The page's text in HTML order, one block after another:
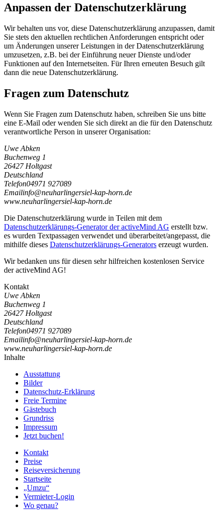
Anpassen der Datenschutzerklärung
Wir behalten uns vor, diese Datenschutzerklärung anzupassen, damit
Sie stets den aktuellen rechtlichen Anforderungen entspricht oder
um Änderungen unserer Leistungen in der Datenschutzerklärung
umzusetzen, z.B. bei der Einführung neuer Dienste und/oder
Funktionen auf den Internetseiten. Für Ihren erneuten Besuch gilt
dann die neue Datenschutzerklärung.
Fragen zum Datenschutz
Wenn Sie Fragen zum Datenschutz haben, schreiben Sie uns bitte
eine E-Mail oder wenden Sie sich direkt an die für den Datenschutz
verantwortliche Person in unserer Organisation:
Uwe Abken
Buchenweg 1
26427 Holtgast
Deutschland
Telefon04971 927089
Emailinfo@neuharlingersiel-kap-horn.de
www.neuharlingersiel-kap-horn.de
Die Datenschutzerklärung wurde in Teilen mit dem
Datenschutzerklärungs-Generator der activeMind AG erstellt bzw.
es wurden Textpassagen verwendet und überarbeitet/angepasst, die
mithilfe dieses Datenschutzerklärungs-Generators erzeugt wurden.
Wir bedanken uns für diesen sehr hilfreichen kostenlosen Service
der activeMind AG!
Kontakt
Uwe Abken
Buchenweg 1
26427 Holtgast
Deutschland
Telefon04971 927089
Emailinfo@neuharlingersiel-kap-horn.de
www.neuharlingersiel-kap-horn.de
Inhalte
Ausstattung
Bilder
Datenschutz-Erklärung
Freie Termine
Gästebuch
Grundriss
Impressum
Jetzt buchen!
Kontakt
Preise
Reiseversicherung
Startseite
„Umzu“
Vermieter-Login
Wo genau?